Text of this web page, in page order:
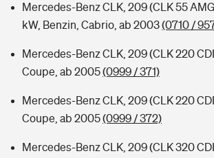
Mercedes-Benz CLK, 209 (CLK 55
kW, Benzin, Cabrio, ab 2003(0710 /
Mercedes-Benz CLK, 209 (CLK 220
Coupe, ab 2005(0999 / 371)
Mercedes-Benz CLK, 209 (CLK 220
Coupe, ab 2005(0999 / 372)
Mercedes-Benz CLK, 209 (CLK 320 CDI